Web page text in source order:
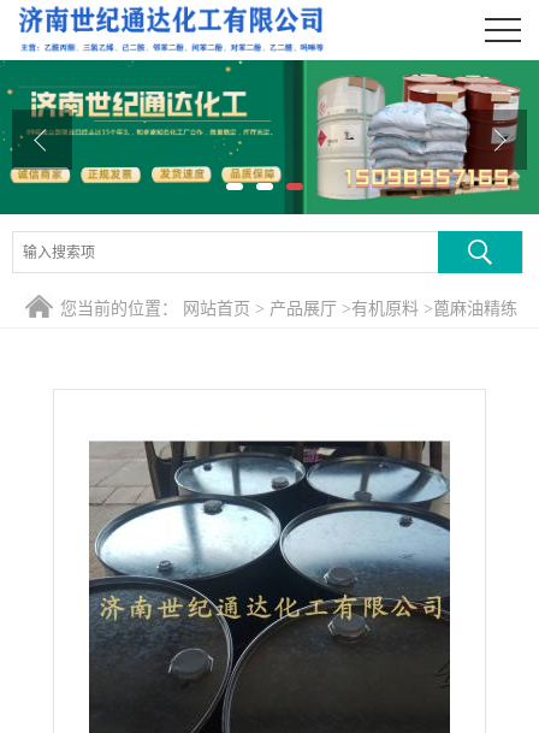
公司首页
公司介绍
产品展厅
证书荣誉
您当前的位置： 网站首页 > 产品展厅 >有机原料 > 蓖麻油精练